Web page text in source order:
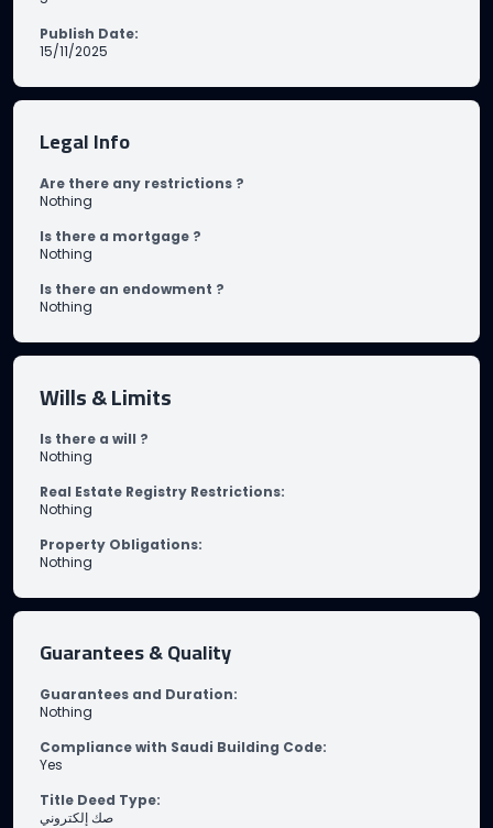
Publish Date:
15/11/2025
Legal Info
Are there any restrictions ?
Nothing
Is there a mortgage ?
Nothing
Is there an endowment ?
Nothing
Wills & Limits
Is there a will ?
Nothing
Real Estate Registry Restrictions:
Nothing
Property Obligations:
Nothing
Guarantees & Quality
Guarantees and Duration:
Nothing
Compliance with Saudi Building Code:
Yes
Title Deed Type:
صك إلكتروني